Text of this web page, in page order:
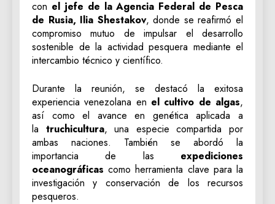
con el jefe de la Agencia Federal de Pesca
de Rusia, Ilia Shestakov, donde se reafirmó el
compromiso mutuo de impulsar el desarrollo
sostenible de la actividad pesquera mediante el
intercambio técnico y científico.
Durante la reunión, se destacó la exitosa
experiencia venezolana en el cultivo de algas,
así como el avance en genética aplicada a
la truchicultura, una especie compartida por
ambas naciones. También se abordó la
importancia de las expediciones
oceanográficas como herramienta clave para la
investigación y conservación de los recursos
pesqueros.